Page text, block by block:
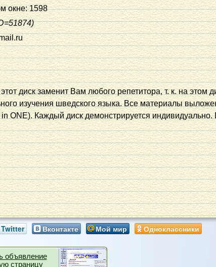
окне: 1598
диск заменит Вам любого репетитора, т. к. на этом
изучения шведского языка. Все материалы
ONE). Каждый диск демонстрируется
Twitter Вконтакте Мой мир Одноклассники
объявление
страницу